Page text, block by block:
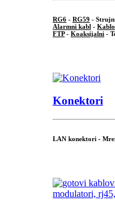
RG6 - RG59 -
Alarmni kabl -
FTP- Koaksijalni -
Konektori
LAN konektori -